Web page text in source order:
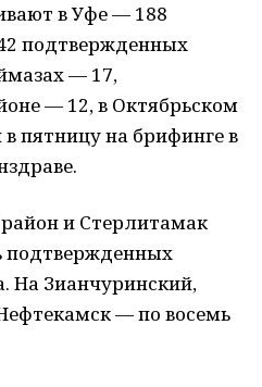
в Уфе — 188
подтвержденных
— 17,
— 12, в Октябрьском
пятницу на брифинге в
и Стерлитамак
подтвержденных
На Зианчуринский,
— по восемь